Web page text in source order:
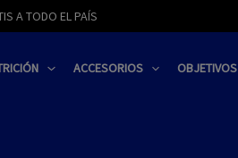
A TODO EL PAÍS
ACCESORIOS OBJETIVOS